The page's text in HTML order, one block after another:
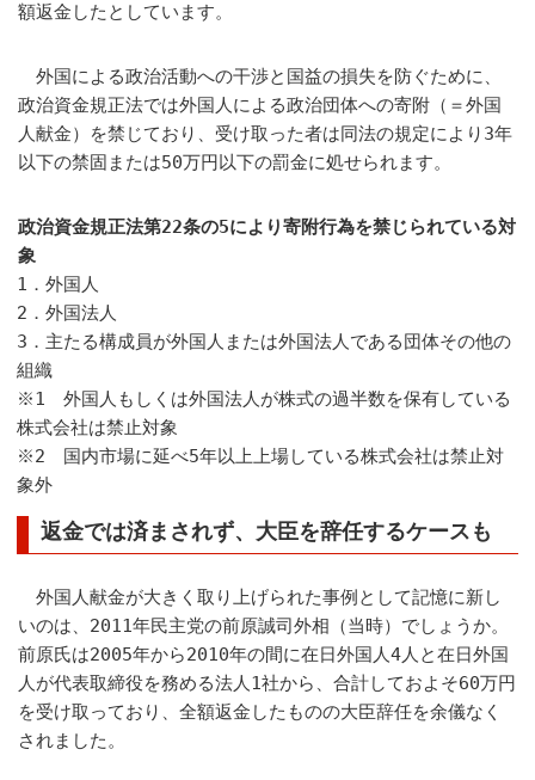
額返金したとしています。
外国による政治活動への干渉と国益の損失を防ぐために、
政治資金規正法では外国人による政治団体への寄附（＝外国
人献金）を禁じており、受け取った者は同法の規定により3年
以下の禁固または50万円以下の罰金に処せられます。
政治資金規正法第22条の5により寄附行為を禁じられている対
象
1．外国人
2．外国法人
3．主たる構成員が外国人または外国法人である団体その他の
組織
※1 外国人もしくは外国法人が株式の過半数を保有している
株式会社は禁止対象
※2 国内市場に延べ5年以上上場している株式会社は禁止対
象外
返金では済まされず、大臣を辞任するケースも
外国人献金が大きく取り上げられた事例として記憶に新し
いのは、2011年民主党の前原誠司外相（当時）でしょうか。
前原氏は2005年から2010年の間に在日外国人4人と在日外国
人が代表取締役を務める法人1社から、合計しておよそ60万円
を受け取っており、全額返金したものの大臣辞任を余儀なく
されました。